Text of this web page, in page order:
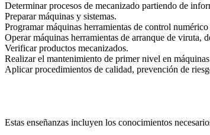
Determinar procesos de mecanizado partiendo de
Preparar máquinas y sistemas.
Programar máquinas herramientas de control
Operar máquinas herramientas de arranque de viruta,
Verificar productos mecanizados.
Realizar el mantenimiento de primer nivel en
Aplicar procedimientos de calidad, prevención de
Estas enseñanzas incluyen los conocimientos